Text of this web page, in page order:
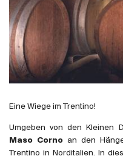
Frankreich
Italien
Spanien
Südafrika
Deutschand
Österreich
Brasilien
Eine Wiege im Trentino!
Umgeben von den Kleinen
Maso Corno an den
Trentino in Norditalien. In